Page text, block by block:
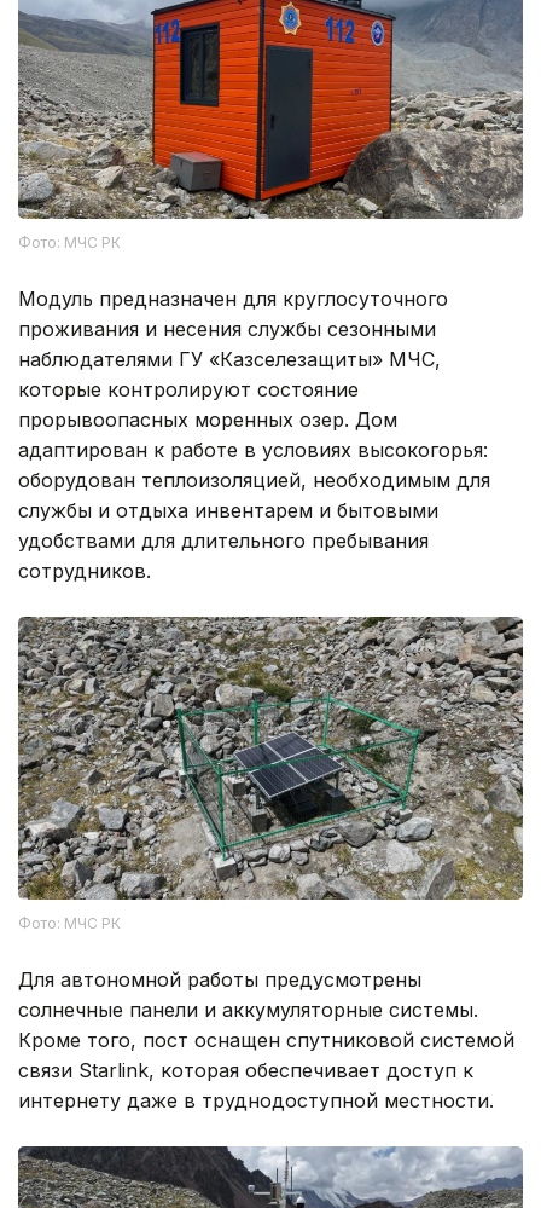
Фото: МЧС РК
Модуль предназначен для круглосуточного
проживания и несения службы сезонными
наблюдателями ГУ «Казселезащиты» МЧС,
которые контролируют состояние
прорывоопасных моренных озер. Дом
адаптирован к работе в условиях высокогорья:
оборудован теплоизоляцией, необходимым для
службы и отдыха инвентарем и бытовыми
удобствами для длительного пребывания
сотрудников.
Фото: МЧС РК
Для автономной работы предусмотрены
солнечные панели и аккумуляторные системы.
Кроме того, пост оснащен спутниковой системой
связи Starlink, которая обеспечивает доступ к
интернету даже в труднодоступной местности.